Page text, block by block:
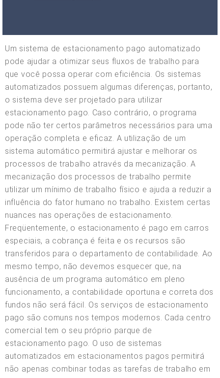
Um sistema de estacionamento pago automatizado
pode ajudar a otimizar seus fluxos de trabalho para
que você possa operar com eficiência. Os sistemas
automatizados possuem algumas diferenças, portanto,
o sistema deve ser projetado para utilizar
estacionamento pago. Caso contrário, o programa
pode não ter certos parâmetros necessários para uma
operação completa e eficaz. A utilização de um
sistema automático permitirá ajustar e melhorar os
processos de trabalho através da mecanização. A
mecanização dos processos de trabalho permite
utilizar um mínimo de trabalho físico e ajuda a reduzir a
influência do fator humano no trabalho. Existem certas
nuances nas operações de estacionamento.
Freqüentemente, o estacionamento é pago em carros
especiais, a cobrança é feita e os recursos são
transferidos para o departamento de contabilidade. Ao
mesmo tempo, não devemos esquecer que, na
ausência de um programa automático em pleno
funcionamento, a contabilidade oportuna e correta dos
fundos não será fácil. Os serviços de estacionamento
pago são comuns nos tempos modernos. Cada centro
comercial tem o seu próprio parque de
estacionamento pago. O uso de sistemas
automatizados em estacionamentos pagos permitirá
não apenas combinar todas as tarefas de trabalho em